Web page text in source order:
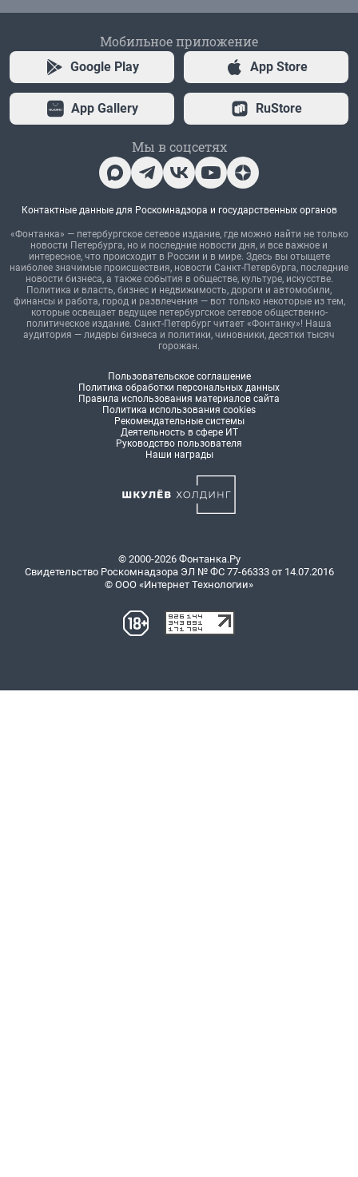
Мобильное приложение
Google Play App Store
App Gallery RuStore
Мы в соцсетях
Контактные данные для Роскомнадзора и государственных органов
«Фонтанка» — петербургское сетевое издание, где можно найти не только
новости Петербурга, но и последние новости дня, и все важное и
интересное, что происходит в России и в мире. Здесь вы отыщете
наиболее значимые происшествия, новости Санкт-Петербурга, последние
новости бизнеса, а также события в обществе, культуре, искусстве.
Политика и власть, бизнес и недвижимость, дороги и автомобили,
финансы и работа, город и развлечения — вот только некоторые из тем,
которые освещает ведущее петербургское сетевое общественно-
политическое издание. Санкт-Петербург читает «Фонтанку»! Наша
аудитория — лидеры бизнеса и политики, чиновники, десятки тысяч
горожан.
Пользовательское соглашение
Политика обработки персональных данных
Правила использования материалов сайта
Политика использования cookies
Рекомендательные системы
Деятельность в сфере ИТ
Руководство пользователя
Наши награды
© 2000-2026 Фонтанка.Ру
Свидетельство Роскомнадзора ЭЛ № ФС 77-66333 от 14.07.2016
© ООО «Интернет Технологии»